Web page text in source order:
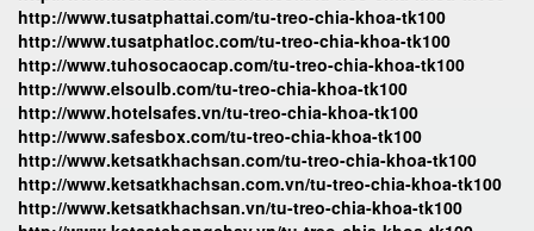
http://www.tusatphattai.com/tu-treo-chia-khoa-tk100
http://www.tusatphatloc.com/tu-treo-chia-khoa-tk100
http://www.tuhosocaocap.com/tu-treo-chia-khoa-tk100
http://www.elsoulb.com/tu-treo-chia-khoa-tk100
http://www.hotelsafes.vn/tu-treo-chia-khoa-tk100
http://www.safesbox.com/tu-treo-chia-khoa-tk100
http://www.ketsatkhachsan.com/tu-treo-chia-khoa-tk100
http://www.ketsatkhachsan.com.vn/tu-treo-chia-khoa-tk100
http://www.ketsatkhachsan.vn/tu-treo-chia-khoa-tk100